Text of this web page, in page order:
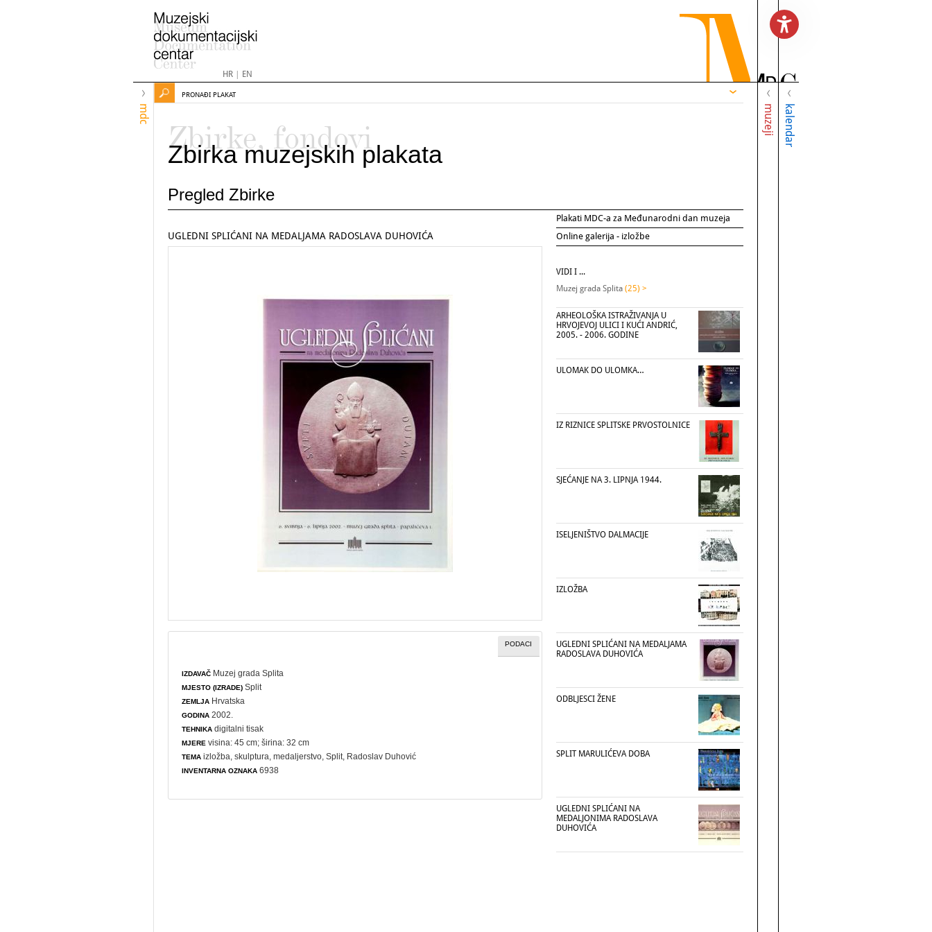
HR| EN
mdc muzeji kalendar
PRONAĐI PLAKAT
Zbirke, fondovi
Zbirka muzejskih plakata
Pregled Zbirke
Plakati MDC-a za Međunarodni dan muzeja
Online galerija - izložbe
UGLEDNI SPLIĆANI NA MEDALJAMA RADOSLAVA DUHOVIĆA
PODACI
IZDAVAČ Muzej grada Splita
MJESTO (IZRADE) Split
ZEMLJA Hrvatska
GODINA 2002.
TEHNIKA digitalni tisak
MJERE visina: 45 cm; širina: 32 cm
TEMA izložba ,skulptura ,medaljerstvo , Split, Radoslav Duhović
INVENTARNA OZNAKA 6938
VIDI I ...
Muzej grada Splita (25) >
ARHEOLOŠKA ISTRAŽIVANJA U
HRVOJEVOJ ULICI I KUĆI ANDRIĆ,
2005. - 2006. GODINE
ULOMAK DO ULOMKA…
IZ RIZNICE SPLITSKE PRVOSTOLNICE
SJEĆANJE NA 3. LIPNJA 1944.
ISELJENIŠTVO DALMACIJE
IZLOŽBA
UGLEDNI SPLIĆANI NA MEDALJAMA
RADOSLAVA DUHOVIĆA
ODBLJESCI ŽENE
SPLIT MARULIĆEVA DOBA
UGLEDNI SPLIĆANI NA
MEDALJONIMA RADOSLAVA
DUHOVIĆA